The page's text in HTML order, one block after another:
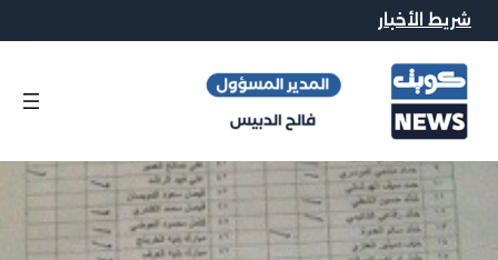
شريط الأخبار